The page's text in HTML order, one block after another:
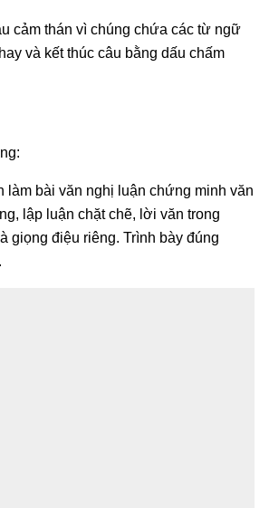
cảm thán vì chúng chứa các từ ngữ
và kết thúc câu bằng dấu chấm
làm bài văn nghị luận chứng minh văn
lập luận chặt chẽ, lời văn trong
giọng điệu riêng. Trình bày đúng